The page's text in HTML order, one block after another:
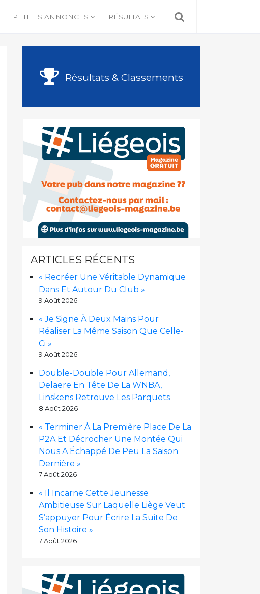
PETITES ANNONCES RÉSULTATS
Résultats & Classements
ARTICLES RÉCENTS
« Recréer Une Véritable Dynamique
Dans Et Autour Du Club »
9 Août 2026
« Je Signe À Deux Mains Pour
Réaliser La Même Saison Que Celle-
Ci »
9 Août 2026
Double-Double Pour Allemand,
Delaere En Tête De La WNBA,
Linskens Retrouve Les Parquets
8 Août 2026
« Terminer À La Première Place De La
P2A Et Décrocher Une Montée Qui
Nous A Échappé De Peu La Saison
Dernière »
7 Août 2026
« Il Incarne Cette Jeunesse
Ambitieuse Sur Laquelle Liège Veut
S’appuyer Pour Écrire La Suite De
Son Histoire »
7 Août 2026